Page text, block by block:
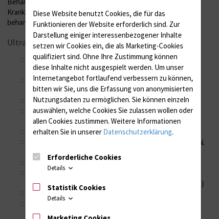
Krankheitsbilder werden daher in unserer Sprechstunde
behandelt.
Ultraschall-Untersuchungsverfahren:
Doppler-/Farbduplexsonographie der extrakraniellen
hirnversorgenden Gefäße
Doppler-/Farbduplexsonographie der intrakraniellen
hirnversorgenden Gefäße
Dopplersonographische Emboli-Detektion
Dopplersonographische Bestimmung der
zerebrovaskulären Reservekapazität
Farbduplexsonographie der A. temporalis superficialis
Farbduplexsonographie der Gefäße des Auges und des N.
opticus
Messung der Weite der N.-opticus-Scheide
Transkranielle Sonographie des Gehirns (Parkinson-
Diagnostik, Kontrolle von Tiefenhirnstimulationssonden)
Nervensonographie
Botulinumtoxin-Injektionen)
Diese Website benutzt Cookies, die für das
Funktionieren der Website erforderlich sind. Zur
Darstellung einiger interessenbezogener Inhalte
setzen wir Cookies ein, die als Marketing-Cookies
qualifiziert sind. Ohne Ihre Zustimmung können
diese Inhalte nicht ausgespielt werden. Um unser
Internetangebot fortlaufend verbessern zu können,
bitten wir Sie, uns die Erfassung von anonymisierten
Nutzungsdaten zu ermöglichen. Sie können einzeln
auswählen, welche Cookies Sie zulassen wollen oder
allen Cookies zustimmen. Weitere Informationen
erhalten Sie in unserer Datenschutzerklärung.
Erforderliche Cookies
Details
Statistik Cookies
Details